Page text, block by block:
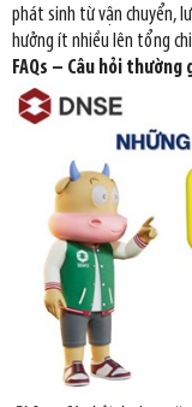
phát sinh từ vận chuyển,
hưởng ít nhiều lên tổng
FAQs – Câu hỏi